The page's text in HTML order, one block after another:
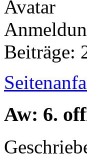
Beiträge:
Aw: 6.